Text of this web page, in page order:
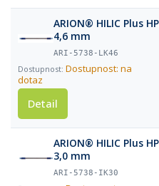
ARION® HILIC Plus
4,6 mm
ARI-5738-LK46
Dostupnost: na
dotaz
Detail
ARION® HILIC Plus
3,0 mm
ARI-5738-IK30